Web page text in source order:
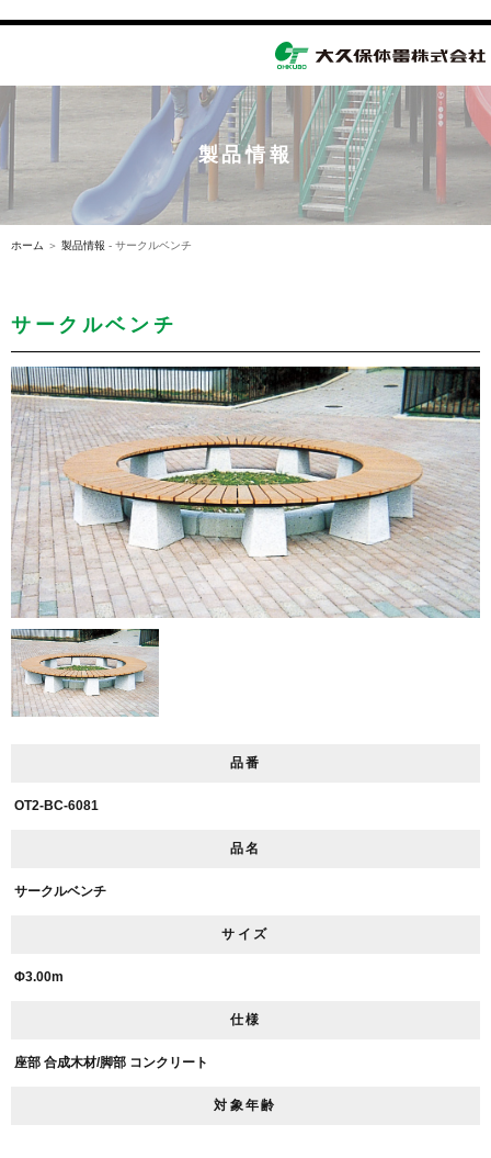
navigation
製品情報
ホーム ＞ 製品情報 - サークルベンチ
サークルベンチ
品番
OT2-BC-6081
品名
サークルベンチ
サイズ
Φ3.00m
仕様
座部 合成木材/脚部 コンクリート
対象年齢